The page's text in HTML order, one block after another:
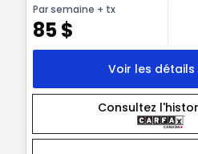
Par semaine + tx
85$
Voir les détails
Consultez